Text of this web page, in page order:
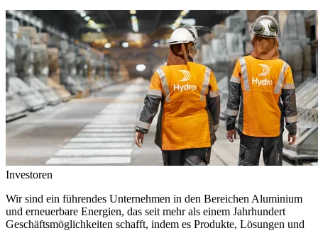
Investoren
Wir sind ein führendes Unternehmen in den Bereichen Aluminium
und erneuerbare Energien, das seit mehr als einem Jahrhundert
Geschäftsmöglichkeiten schafft, indem es Produkte, Lösungen und